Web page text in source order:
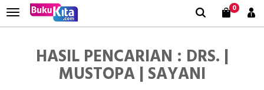
0
HASIL PENCARIAN : DRS. |
MUSTOPA | SAYANI